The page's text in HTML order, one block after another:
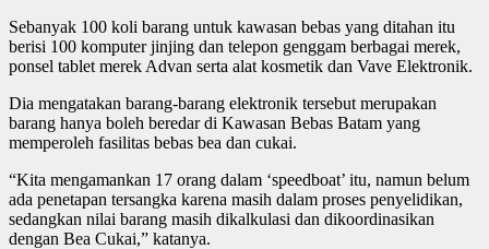
Sebanyak 100 koli barang untuk kawasan bebas yang ditahan itu
berisi 100 komputer jinjing dan telepon genggam berbagai merek,
ponsel tablet merek Advan serta alat kosmetik dan Vave Elektronik.
Dia mengatakan barang-barang elektronik tersebut merupakan
barang hanya boleh beredar di Kawasan Bebas Batam yang
memperoleh fasilitas bebas bea dan cukai.
“Kita mengamankan 17 orang dalam ‘speedboat’ itu, namun belum
ada penetapan tersangka karena masih dalam proses penyelidikan,
sedangkan nilai barang masih dikalkulasi dan dikoordinasikan
dengan Bea Cukai,” katanya.